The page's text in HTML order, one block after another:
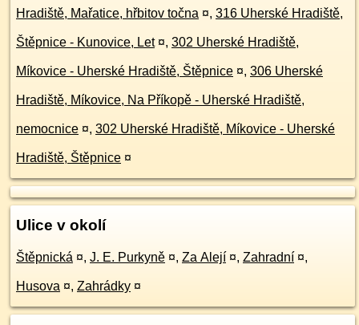
Hradiště, Mařatice, hřbitov točna ¤, 316 Uherské Hradiště,
Štěpnice - Kunovice, Let ¤, 302 Uherské Hradiště,
Míkovice - Uherské Hradiště, Štěpnice ¤, 306 Uherské
Hradiště, Míkovice, Na Příkopě - Uherské Hradiště,
nemocnice ¤, 302 Uherské Hradiště, Míkovice - Uherské
Hradiště, Štěpnice ¤
Ulice v okolí
Štěpnická ¤, J. E. Purkyně ¤, Za Alejí ¤, Zahradní ¤,
Husova ¤, Zahrádky ¤